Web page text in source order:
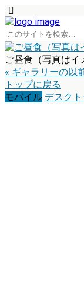
ご昼食（写真はイ
« ギャラリーの以
トップに戻る
モバイル デスク